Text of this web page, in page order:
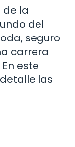
de la
del
seguro
carrera
este
las